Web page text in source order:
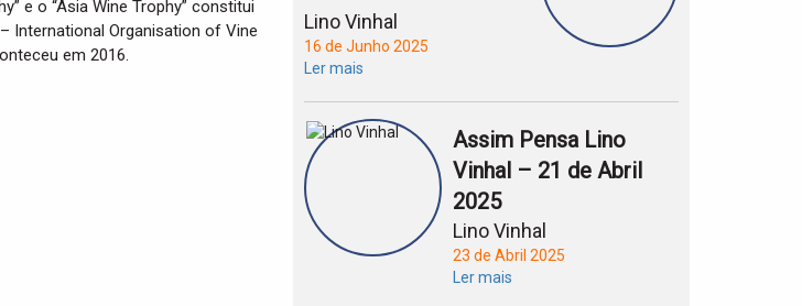
e o “Asia Wine Trophy” constitui
International Organisation of Vine
em 2016.
Lino Vinhal
16 de Junho 2025
Ler mais
Assim Pensa Lino
Vinhal – 21 de Abril
2025
Lino Vinhal
23 de Abril 2025
Ler mais